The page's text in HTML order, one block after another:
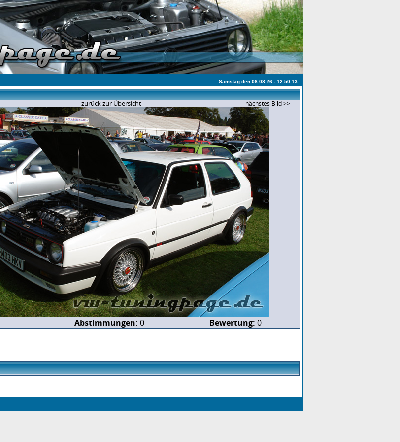
Samstag den 08.08.26 - 12:50:13
zurück zur Übersicht nächstes Bild >>
Abstimmungen: 0 Bewertung: 0